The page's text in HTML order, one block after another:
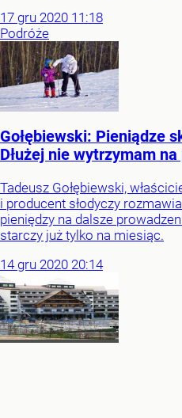
17 gru 2020 11:18
Podróże
Gołębiewski: Pieniądze
Dłużej nie wytrzymam
Tadeusz Gołębiewski,
i producent słodyczy
pieniędzy na dalsze
starczy już tylko na miesiąc.
14 gru 2020 20:14